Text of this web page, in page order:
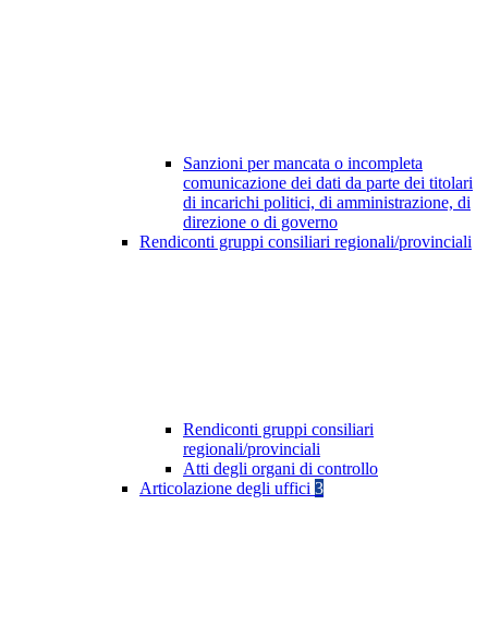
Sanzioni per mancata o incompleta
comunicazione dei dati da parte dei titolari
di incarichi politici, di amministrazione, di
direzione o di governo
Rendiconti gruppi consiliari regionali/provinciali
Rendiconti gruppi consiliari
regionali/provinciali
Atti degli organi di controllo
Articolazione degli uffici 3